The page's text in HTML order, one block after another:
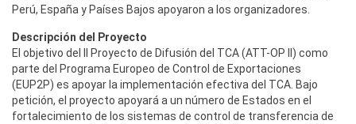
Perú, España y Países Bajos apoyaron a los organizadores.
Descripción del Proyecto
El objetivo del II Proyecto de Difusión del TCA (ATT-OP II) como
parte del Programa Europeo de Control de Exportaciones
(EUP2P) es apoyar la implementación efectiva del TCA. Bajo
petición, el proyecto apoyará a un número de Estados en el
fortalecimiento de los sistemas de control de transferencia de